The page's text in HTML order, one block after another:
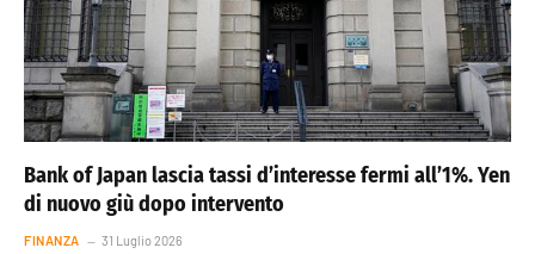
Bank of Japan lascia tassi d’interesse fermi all’1%. Yen
di nuovo giù dopo intervento
FINANZA 31 Luglio 2026